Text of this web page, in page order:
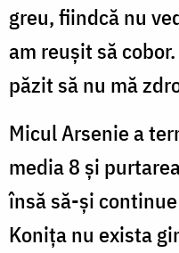
greu, fiindcă nu
am reușit să
păzit să nu mă
Micul Arsenie a
media 8 și
însă să-și
Konița nu exista